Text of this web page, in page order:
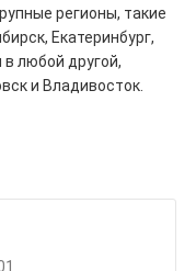
регионы, такие
Екатеринбург,
в любой другой,
и Владивосток.